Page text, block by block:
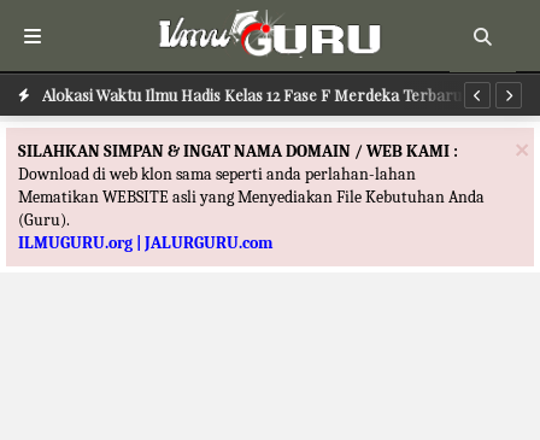
Alokasi Waktu Ilmu Hadis Kelas 12 Fase F Merdeka Terbaru
Alokasi Waktu Agama Kristen Kelas 12 Fase F Merdeka Terbaru
×
SILAHKAN SIMPAN & INGAT NAMA DOMAIN / WEB KAMI :
Download di web klon sama seperti anda perlahan-lahan
Mematikan WEBSITE asli yang Menyediakan File Kebutuhan Anda
(Guru).
ILMUGURU.org | JALURGURU.com